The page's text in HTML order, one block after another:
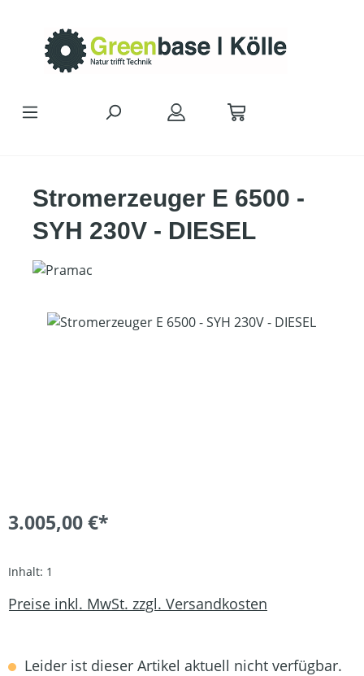
Stromerzeuger E 6500 -
SYH 230V - DIESEL
Bildergalerie überspringen
3.005,00 €*
Inhalt: 1
Preise inkl. MwSt. zzgl. Versandkosten
Leider ist dieser Artikel aktuell nicht verfügbar.